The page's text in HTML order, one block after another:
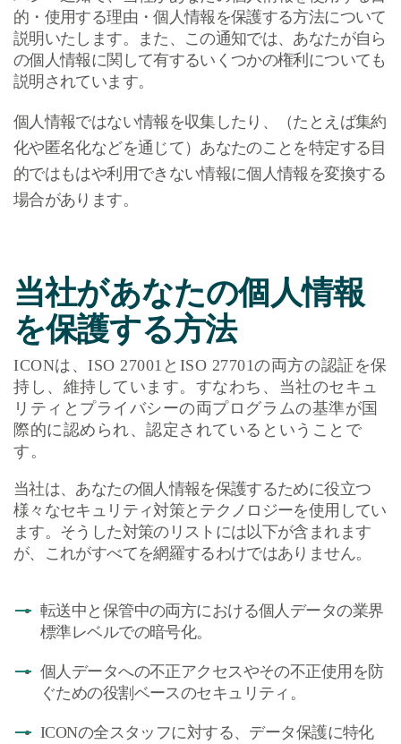
的・使用する理由・個人情報を保護する方法について
説明いたします。また、この通知では、あなたが自ら
の個人情報に関して有するいくつかの権利についても
説明されています。
個人情報ではない情報を収集したり、（たとえば集約
化や匿名化などを通じて）あなたのことを特定する目
的ではもはや利用できない情報に個人情報を変換する
場合があります。
当社があなたの個人情報
を保護する方法
ICONは、ISO 27001 と ISO 27701の両方の認証を保
持し、維持しています。すなわち、当社のセキュ
リティとプライバシーの両プログラムの基準が国
際的に認められ、認定されているということで
す。
当社は、あなたの個人情報を保護するために役立つ
様々なセキュリティ対策とテクノロジーを使用してい
ます。そうした対策のリストには以下が含まれます
が、これがすべてを網羅するわけではありません。
転送中と保管中の両方における個人データの業界
標準レベルでの暗号化。
個人データへの不正アクセスやその不正使用を防
ぐための役割ベースのセキュリティ。
ICONの全スタッフに対する、データ保護に特化